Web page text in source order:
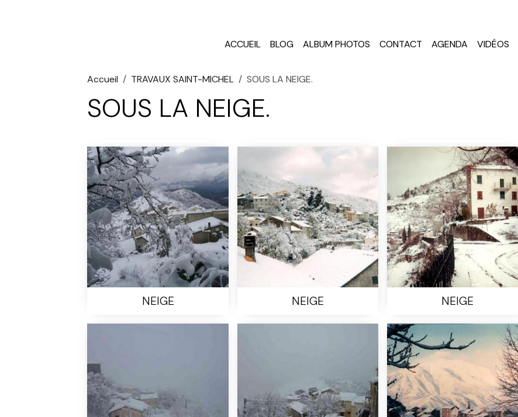
ACCUEIL BLOG ALBUM PHOTOS CONTACT AGENDA VIDÉOS
Accueil TRAVAUX SAINT-MICHEL SOUS LA NEIGE.
SOUS LA NEIGE.
NEIGE NEIGE NEIGE